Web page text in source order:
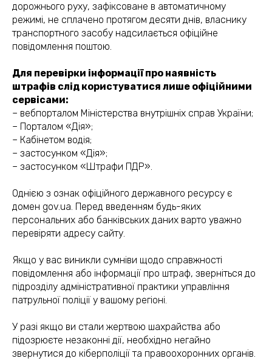
дорожнього руху, зафіксоване в автоматичному
режимі, не сплачено протягом десяти днів, власнику
транспортного засобу надсилається офіційне
повідомлення поштою.
Для перевірки інформації про наявність
штрафів слід користуватися лише офіційними
сервісами:
– вебпорталом Міністерства внутрішніх справ України;
– Порталом «Дія»;
– Кабінетом водія;
– застосунком «Дія»;
– застосунком «Штрафи ПДР».
Однією з ознак офіційного державного ресурсу є
домен gov.ua. Перед введенням будь-яких
персональних або банківських даних варто уважно
перевіряти адресу сайту.
Якщо у вас виникли сумніви щодо справжності
повідомлення або інформації про штраф, зверніться до
підрозділу адміністративної практики управління
патрульної поліції у вашому регіоні.
У разі якщо ви стали жертвою шахрайства або
підозрюєте незаконні дії, необхідно негайно
звернутися до кіберполіції та правоохоронних органів.